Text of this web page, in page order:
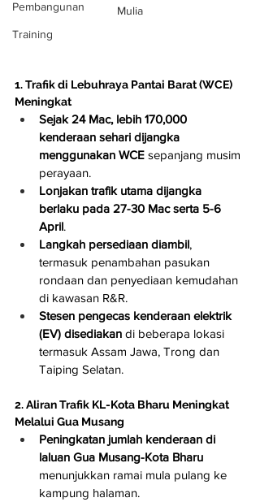
Pembangunan
Training
Mulia
1. Trafik di Lebuhraya Pantai Barat (WCE)
Meningkat
Sejak 24 Mac, lebih 170,000
kenderaan sehari dijangka
menggunakan WCE sepanjang musim
perayaan.
Lonjakan trafik utama dijangka
berlaku pada 27-30 Mac serta 5-6
April.
Langkah persediaan diambil,
termasuk penambahan pasukan
rondaan dan penyediaan kemudahan
di kawasan R&R.
Stesen pengecas kenderaan elektrik
(EV) disediakan di beberapa lokasi
termasuk Assam Jawa, Trong dan
Taiping Selatan.
2. Aliran Trafik KL-Kota Bharu Meningkat
Melalui Gua Musang
Peningkatan jumlah kenderaan di
laluan Gua Musang-Kota Bharu
menunjukkan ramai mula pulang ke
kampung halaman.